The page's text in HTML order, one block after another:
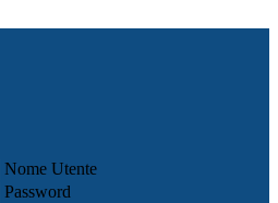
Nome Utente
Password